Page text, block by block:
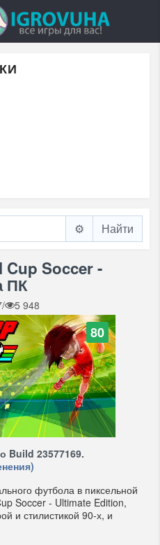
⚙️
Cup Soccer -
ПК
/ 5 948
80
Build 23577169.
футбола в пиксельной
Soccer - Ultimate Edition,
и стилистикой 90-х, и